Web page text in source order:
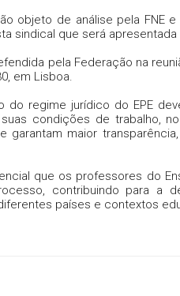
objeto de análise pela FNE
sindical que será
pela Federação na
em Lisboa.
do regime jurídico do EPE
condições de trabalho,
garantam maior
que os professores do
contribuindo para a
países e contextos